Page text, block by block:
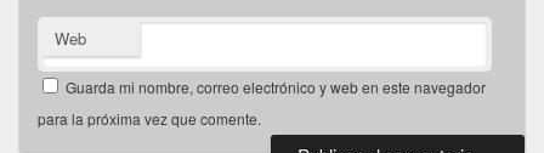
Web
Guarda mi nombre, correo electrónico y web en este navegador
para la próxima vez que comente.